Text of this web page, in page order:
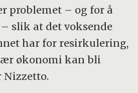
problemet – og for å
slik at det voksende
har for resirkulering,
økonomi kan bli
Nizzetto.